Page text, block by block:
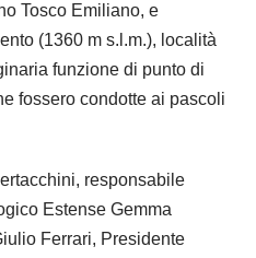
Tosco Emiliano, e
(1360 m s.l.m.), località
funzione di punto di
fossero condotte ai pascoli
responsabile
Estense Gemma
Ferrari, Presidente